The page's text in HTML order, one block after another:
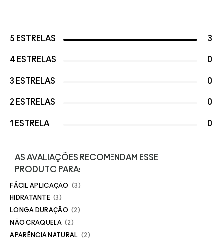
5 ESTRELAS 3
4 ESTRELAS 0
3 ESTRELAS 0
2 ESTRELAS 0
1 ESTRELA 0
AS AVALIAÇÕES RECOMENDAM ESSE
PRODUTO PARA:
FÁCIL APLICAÇÃO 3
HIDRATANTE 3
LONGA DURAÇÃO 2
NÃO CRAQUELA 2
APARÊNCIA NATURAL 2